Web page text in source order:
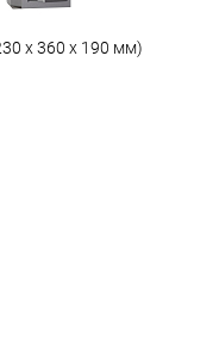
х 360 х 190 мм)